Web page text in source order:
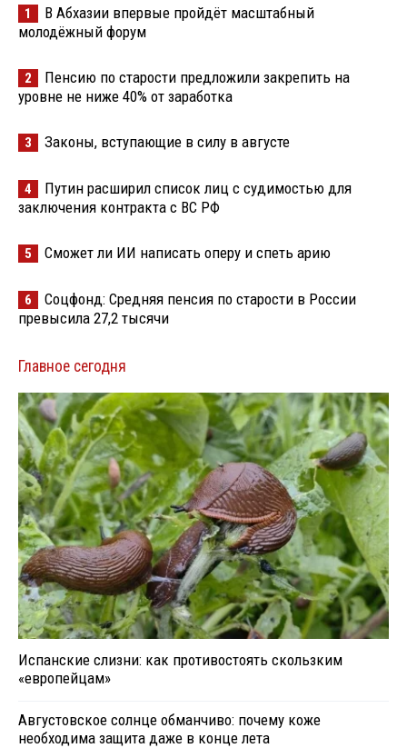
1
В Абхазии впервые пройдёт масштабный
молодёжный форум
2
Пенсию по старости предложили закрепить на
уровне не ниже 40% от заработка
3 Законы, вступающие в силу в августе
4
Путин расширил список лиц с судимостью для
заключения контракта с ВС РФ
5 Сможет ли ИИ написать оперу и спеть арию
6
Соцфонд: Средняя пенсия по старости в России
превысила 27,2 тысячи
Главное сегодня
Испанские слизни: как противостоять скользким
«европейцам»
Августовское солнце обманчиво: почему коже
необходима защита даже в конце лета